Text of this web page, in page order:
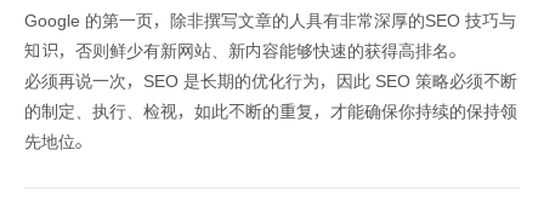
Google 的第一页，除非撰写文章的人具有非常深厚的SEO 技巧与
知识，否则鲜少有新网站、新内容能够快速的获得高排名。
必须再说一次，SEO 是长期的优化行为，因此 SEO 策略必须不断
的制定、执行、检视，如此不断的重复，才能确保你持续的保持领
先地位。